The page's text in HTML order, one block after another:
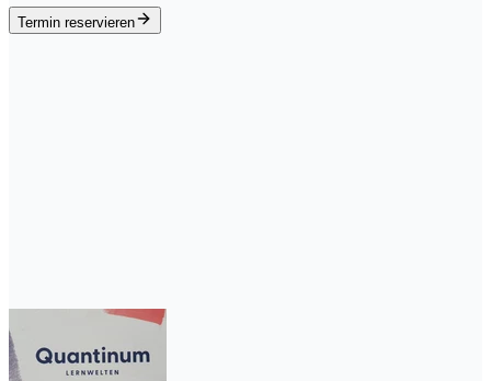
Termin reservieren